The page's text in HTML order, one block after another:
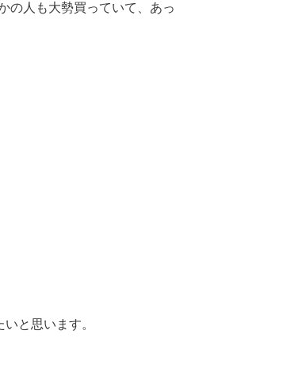
の人も大勢買っていて、あっ
と思います。